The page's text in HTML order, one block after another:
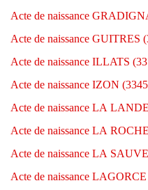
Acte de naissance
Acte de naissance GUITRES
Acte de naissance ILLATS
Acte de naissance IZON
Acte de naissance LA
Acte de naissance LA
Acte de naissance LA
Acte de naissance